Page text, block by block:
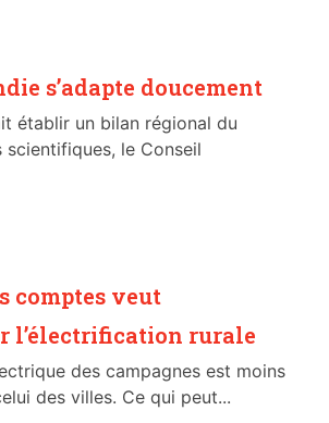
s’adapte doucement
établir un bilan régional du
le Conseil
comptes veut
l’électrification rurale
des campagnes est moins
des villes. Ce qui peut...